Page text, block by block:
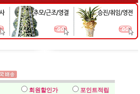
회원할인가 포인트적립